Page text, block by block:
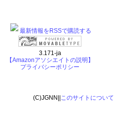
最新情報をRSSで購読する
3.171-ja
【Amazonアソシエイトの説明】
プライバシーポリシー
(C)JGNN|| このサイトについて